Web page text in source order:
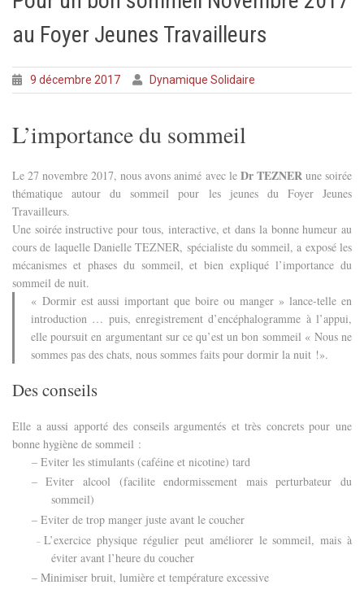
au Foyer Jeunes Travailleurs
9 décembre 2017 Dynamique Solidaire
L’importance du sommeil
Le 27 novembre 2017, nous avons animé avec le Dr TEZNERune soirée
thématique autour du sommeil pour les jeunes du Foyer Jeunes
Travailleurs.
Une soirée instructive pour tous, interactive, et dans la bonne humeur au
cours de laquelle Danielle TEZNER, spécialiste du sommeil, a exposé les
mécanismes et phases du sommeil, et bien expliqué l’importance du
sommeil de nuit.
« Dormir est aussi important que boire ou manger » lance-telle en
introduction … puis, enregistrement d’encéphalogramme à l’appui,
elle poursuit en argumentant sur ce qu’est un bon sommeil « Nous ne
sommes pas des chats, nous sommes faits pour dormir la nuit !».
Des conseils
Elle a aussi apporté des conseils argumentés et très concrets pour une
bonne hygiène de sommeil :
– Eviter les stimulants (caféine et nicotine) tard
– Eviter alcool (facilite endormissement mais perturbateur du
sommeil)
– Eviter de trop manger juste avant le coucher
–L’exercice physique régulier peut améliorer le sommeil, mais à
éviter avant l’heure du coucher
– Minimiser bruit, lumière et température excessive